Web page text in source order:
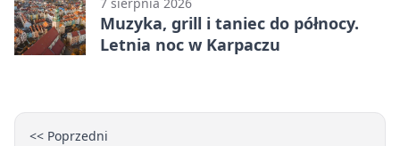
7 sierpnia 2026
Muzyka, grill i taniec do północy.
Letnia noc w Karpaczu
<< Poprzedni